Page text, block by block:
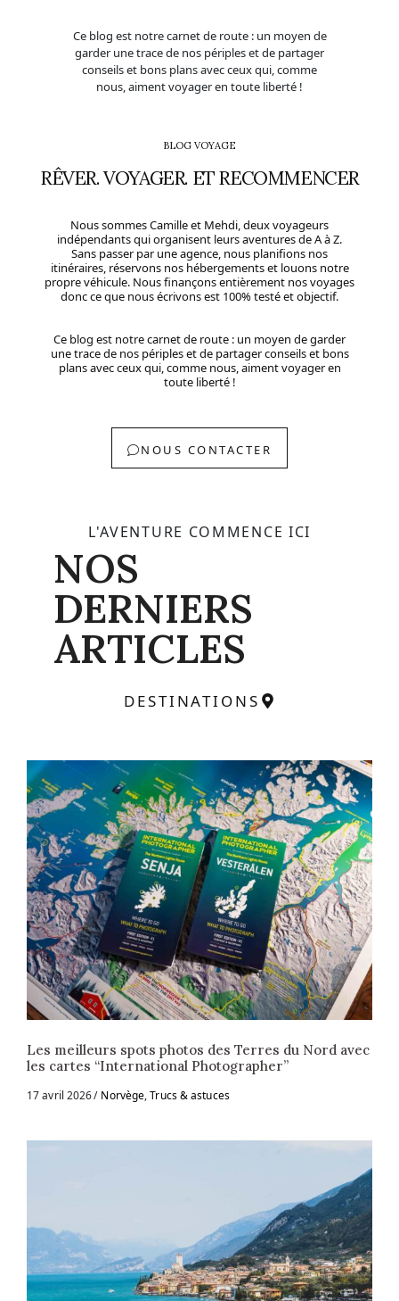
Ce blog est notre carnet de route : un moyen de
garder une trace de nos périples et de partager
conseils et bons plans avec ceux qui, comme
nous, aiment voyager en toute liberté !
BLOG VOYAGE
RÊVER. VOYAGER. ET RECOMMENCER
Nous sommes Camille et Mehdi, deux voyageurs
indépendants qui organisent leurs aventures de A à Z.
Sans passer par une agence, nous planifions nos
itinéraires, réservons nos hébergements et louons notre
propre véhicule. Nous finançons entièrement nos voyages
donc ce que nous écrivons est 100% testé et objectif.
Ce blog est notre carnet de route : un moyen de garder
une trace de nos périples et de partager conseils et bons
plans avec ceux qui, comme nous, aiment voyager en
toute liberté !
NOUS CONTACTER
L'AVENTURE COMMENCE ICI
NOS
DERNIERS
ARTICLES
DESTINATIONS
Les meilleurs spots photos des Terres du Nord avec
les cartes “International Photographer”
17 avril 2026 Norvège,Trucs & astuces